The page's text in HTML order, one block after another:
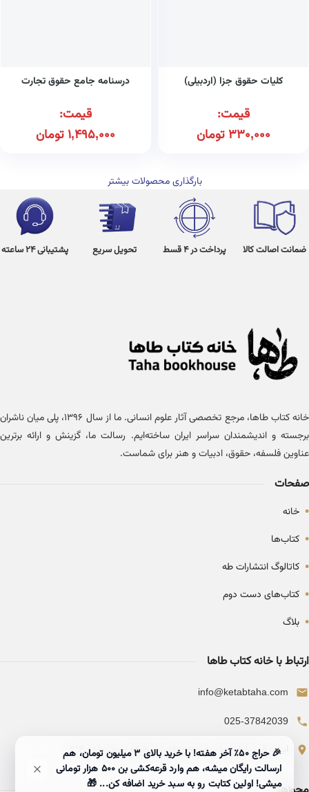
کلیات حقوق جزا (اردبیلی)
قیمت:
330,000تومان
درسنامه جامع حقوق تجارت
قیمت:
1,495,000تومان
بارگذاری محصولات بیشتر
ضمانت اصالت کالا پرداخت در 4 قسط تحویل سریع پشتیبانی 24 ساعته
خانه کتاب طاها، مرجع تخصصی آثار علوم انسانی. ما از سال ۱۳۹۶، پلی میان ناشران
برجسته و اندیشمندان سراسر ایران ساخته‌ایم. رسالت ما، گزینش و ارائه برترین
عناوین فلسفه، حقوق، ادبیات و هنر برای شماست.
صفحات
• خانه
• کتاب‌ها
• کاتالوگ انتشارات طه
• کتاب‌های دست دوم
• بلاگ
ارتباط با خانه کتاب طاها
info@ketabtaha.com
025-37842039
ایران، قم، بلوار معلم، مجتمع ناشران، طبقه سوم، واحد ۳۱۴
🎉 حراج ۵۰٪ آخر هفته! با خرید بالای 3 میلیون تومان، هم
ارسالت رایگان میشه، هم وارد قرعه‌کشی بن ۵۰۰ هزار تومانی
میشی! اولین کتابت رو به سبد خرید اضافه کن... 🎁